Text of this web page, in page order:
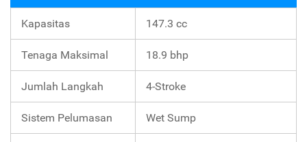
Kapasitas 147.3 cc
Tenaga Maksimal 18.9 bhp
Jumlah Langkah 4-Stroke
Sistem Pelumasan Wet Sump